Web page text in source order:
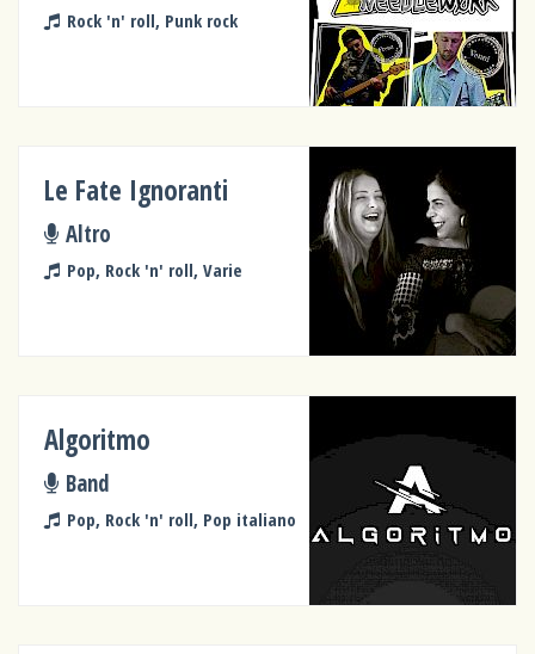
Rock 'n' roll, Punk rock
Le Fate Ignoranti
Altro
Pop, Rock 'n' roll, Varie
Algoritmo
Band
Pop, Rock 'n' roll, Pop italiano